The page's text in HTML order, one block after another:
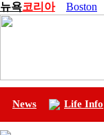
뉴욕코리아 Boston
News Life Info